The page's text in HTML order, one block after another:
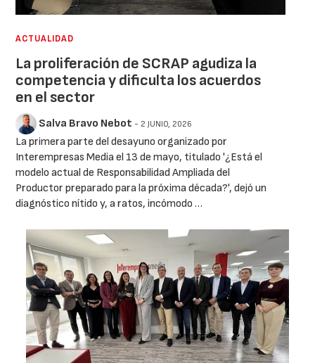
ACTUALIDAD
La proliferación de SCRAP agudiza la
competencia y dificulta los acuerdos
en el sector
Salva Bravo Nebot - 2 JUNIO, 2026
La primera parte del desayuno organizado por
Interempresas Media el 13 de mayo, titulado '¿Está el
modelo actual de Responsabilidad Ampliada del
Productor preparado para la próxima década?', dejó un
diagnóstico nítido y, a ratos, incómodo …